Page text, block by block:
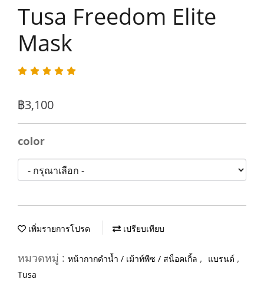
Tusa Freedom Elite
Mask
฿3,100
color
เพิ่มรายการโปรด เปรียบเทียบ
หมวดหมู่ : หน้ากากดำน้ำ / เม้าท์พีซ / สน็อคเกิ้ล , แบรนด์ ,
Tusa